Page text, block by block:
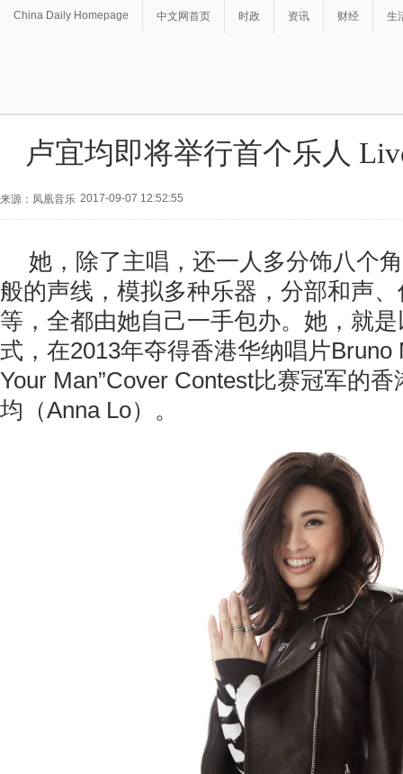
China Daily Homepage 中文网首页 时政 资讯 财经 生
卢宜均即将举行首个乐人
来源：凤凰音乐 2017-09-07 12:52:55
她，除了主唱，还一人多分饰八个
般的声线，模拟多种乐器，分部和声
等，全都由她自己一手包办。她，就
式，在2013年夺得香港华纳唱片Bruno
Your Man”Cover Contest比赛冠军的
均（Anna Lo）。